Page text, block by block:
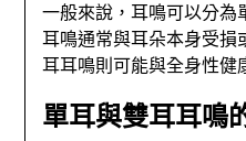
一般來說，耳鳴可以分
耳鳴通常與耳朵本身受
耳耳鳴則可能與全身性健
單耳與雙耳耳鳴